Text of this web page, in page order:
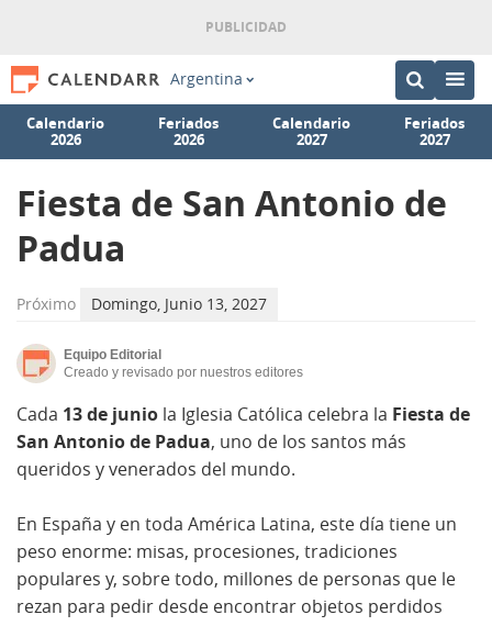
Argentina
Calendario
2026
Feriados
2026
Calendario
2027
Feriados
2027
Fiesta de San Antonio de
Padua
Próximo Domingo, Junio 13, 2027
Equipo Editorial
Creado y revisado por nuestros editores
Cada 13 de junio la Iglesia Católica celebra la Fiesta de
San Antonio de Padua, uno de los santos más
queridos y venerados del mundo.
En España y en toda América Latina, este día tiene un
peso enorme: misas, procesiones, tradiciones
populares y, sobre todo, millones de personas que le
rezan para pedir desde encontrar objetos perdidos